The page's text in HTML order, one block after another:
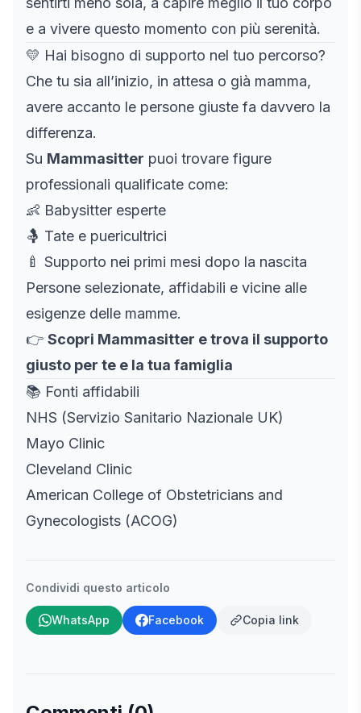
e a vivere questo momento con più serenità.
💛 Hai bisogno di supporto nel tuo percorso?
Che tu sia all’inizio, in attesa o già mamma,
avere accanto le persone giuste fa davvero la
differenza.
Su Mammasitter puoi trovare figure
professionali qualificate come:
👶 Babysitter esperte
🤱 Tate e puericultrici
🍼 Supporto nei primi mesi dopo la nascita
Persone selezionate, affidabili e vicine alle
esigenze delle mamme.
👉 Scopri Mammasitter e trova il supporto
giusto per te e la tua famiglia
📚 Fonti affidabili
NHS (Servizio Sanitario Nazionale UK)
Mayo Clinic
Cleveland Clinic
American College of Obstetricians and
Gynecologists (ACOG)
Condividi questo articolo
WhatsApp Facebook Copia link